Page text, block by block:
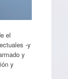
el
-y
y
y